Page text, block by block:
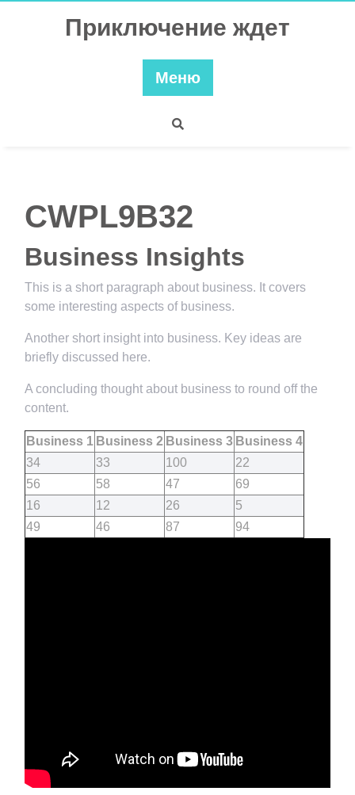
Приключение ждет
Меню
CWPL9B32
Business Insights
This is a short paragraph about business. It covers
some interesting aspects of business.
Another short insight into business. Key ideas are
briefly discussed here.
A concluding thought about business to round off the
content.
Business 1 Business 2 Business 3 Business 4
34
33 100
22
56
58 47
69
16
12 26
5
49
46 87 94